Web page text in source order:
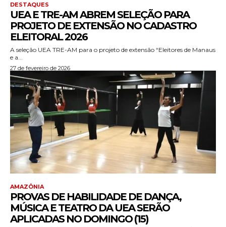
DESTAQUES
UEA E TRE-AM ABREM SELEÇÃO PARA
PROJETO DE EXTENSÃO NO CADASTRO
ELEITORAL 2026
A seleção UEA TRE-AM para o projeto de extensão “Eleitores de Manaus
e a...
27 de fevereiro de 2026
AMAZÔNIA
PROVAS DE HABILIDADE DE DANÇA,
MÚSICA E TEATRO DA UEA SERÃO
APLICADAS NO DOMINGO (15)